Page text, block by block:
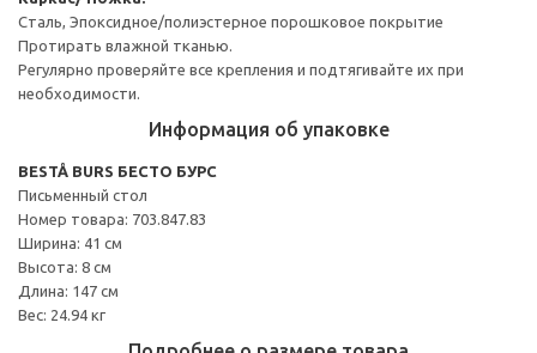
Сталь, Эпоксидное/полиэстерное порошковое покрытие
Протирать влажной тканью.
Регулярно проверяйте все крепления и подтягивайте их при
необходимости.
Информация об упаковке
BESTÅ BURS БЕСТО БУРС
Письменный стол
Номер товара: 703.847.83
Ширина: 41 см
Высота: 8 см
Длина: 147 см
Вес: 24.94 кг